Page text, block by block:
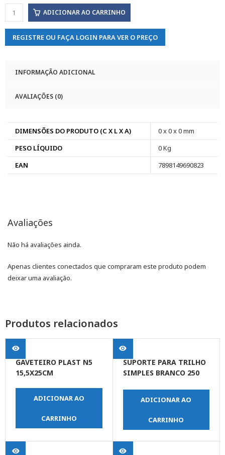
ADICIONAR AO CARRINHO
REGISTRE OU FAÇA LOGIN PARA VER O PREÇO
INFORMAÇÃO ADICIONAL
AVALIAÇÕES (0)
DIMENSÕES DO PRODUTO (C X L X A)
0 x 0 x 0 mm
PESO LÍQUIDO
0 Kg
EAN
7898149690823
Avaliações
Não há avaliações ainda.
Apenas clientes conectados que compraram este produto podem
deixar uma avaliação.
Produtos relacionados
GAVETEIRO PLAST N5
15,5X25CM
ADICIONAR AO
CARRINHO
SUPORTE PARA TRILHO
SIMPLES BRANCO 250
ADICIONAR AO
CARRINHO